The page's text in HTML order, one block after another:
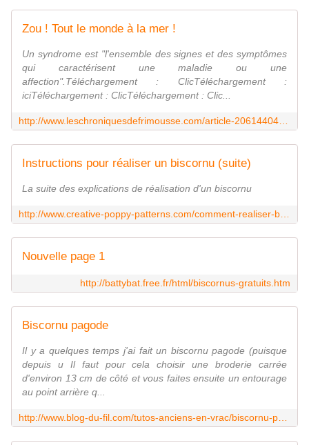
Zou ! Tout le monde à la mer !
Un syndrome est "l'ensemble des signes et des symptômes
qui caractérisent une maladie ou une
affection".Téléchargement : ClicTéléchargement :
iciTéléchargement : ClicTéléchargement : Clic...
Instructions pour réaliser un biscornu (suite)
La suite des explications de réalisation d'un biscornu
Nouvelle page 1
http://battybat.free.fr/html/biscornus-gratuits.htm
Biscornu pagode
Il y a quelques temps j'ai fait un biscornu pagode (puisque
depuis u Il faut pour cela choisir une broderie carrée
d'environ 13 cm de côté et vous faites ensuite un entourage
au point arrière q...